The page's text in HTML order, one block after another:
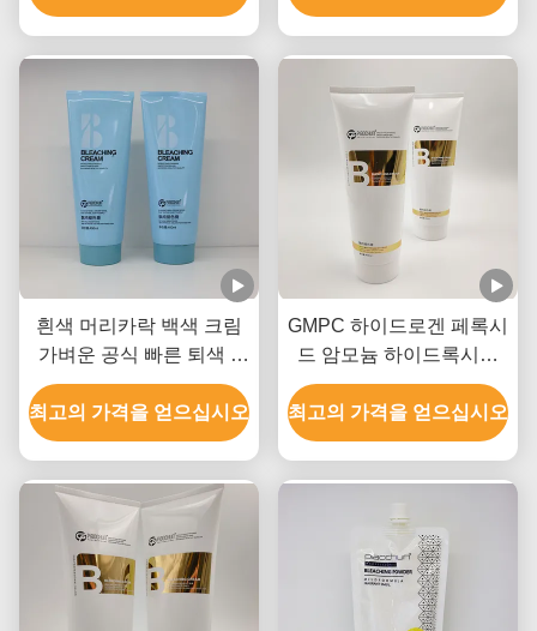
흰색 머리카락 백색 크림
가벼운 공식 빠른 퇴색 9
레벨까지 올립니다
최고의 가격을 얻으십시오
GMPC 하이드로겐 페록시
드 암모늄 하이드록시드
및 미네랄 오일과 함께 헤
어 블리칭 크림
최고의 가격을 얻으십시오